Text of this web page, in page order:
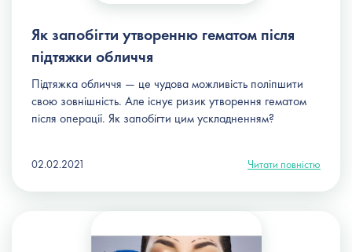
Як запобігти утворенню гематом після
підтяжки обличчя
Підтяжка обличчя — це чудова можливість поліпшити
свою зовнішність. Але існує ризик утворення гематом
після операції. Як запобігти цим ускладненням?
02.02.2021 Читати повністю